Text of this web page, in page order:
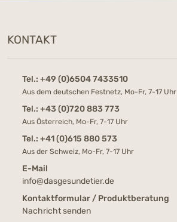
KONTAKT
Tel.: +49 (0)6504 7433510
Aus dem deutschen Festnetz, Mo-Fr, 7-17 Uhr
Tel.: +43 (0)720 883 773
Aus Österreich, Mo-Fr, 7-17 Uhr
Tel.: +41 (0)615 880 573
Aus der Schweiz, Mo-Fr, 7-17 Uhr
E-Mail
info@dasgesundetier.de
Kontaktformular / Produktberatung
Nachricht senden